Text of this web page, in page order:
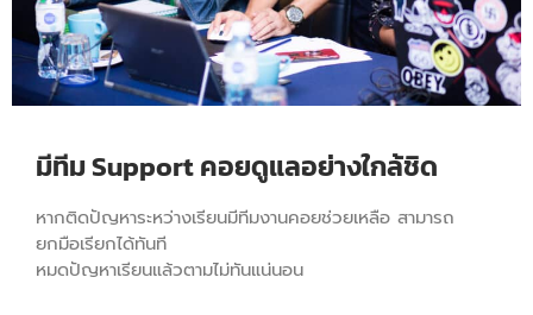
มีทีม Support คอยดูแลอย่างใกล้ชิด
หากติดปัญหาระหว่างเรียนมีทีมงานคอยช่วยเหลือ สามารถ
ยกมือเรียกได้ทันที
หมดปัญหาเรียนแล้วตามไม่ทันแน่นอน